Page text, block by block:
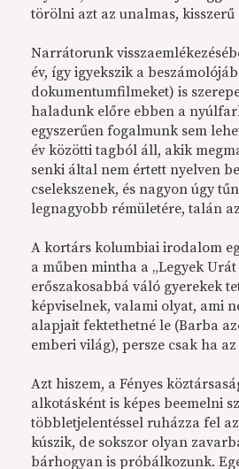
törölni azt az unalmas,
Narrátorunk
év, így igyekszik a
dokumentumfilmeket) is
haladunk előre ebben a
egyszerűen fogalmunk sem
év közötti tagból áll, akik
senki által nem értett nyelven
cselekszenek, és nagyon úgy
legnagyobb rémületére, talán
A kortárs kolumbiai irodalom
a műben mintha a „Legyek
erőszakosabbá váló gyerekek
képviselnek, valami olyat, ami
alapjait fektethetné le (Barba
emberi világ), persze csak ha
Azt hiszem, a Fényes
alkotásként is képes beemelni
többletjelentéssel ruházza fel
kúszik, de sokszor olyan
bárhogyan is próbálkozunk.